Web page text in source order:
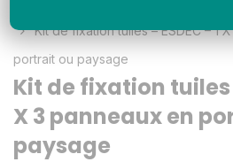
Kit de fixation tuiles – ESDEC – 1
portrait ou paysage
Kit de fixation tuiles
X 3 panneaux en
paysage